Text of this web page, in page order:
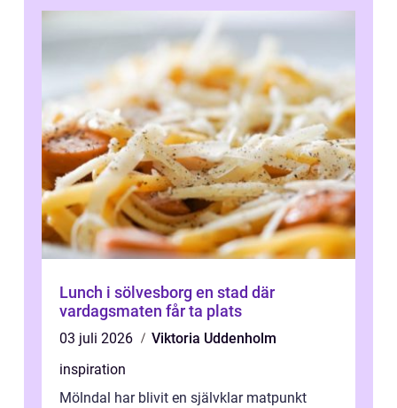
Lunch i sölvesborg en stad där
vardagsmaten får ta plats
03 juli 2026
Viktoria Uddenholm
inspiration
Mölndal har blivit en självklar matpunkt